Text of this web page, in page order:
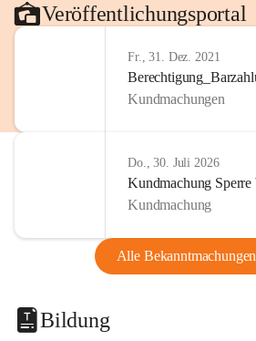
Veröffentlichungsportal
Fr., 31. Dez. 2021
Kundmachungen
Do., 30. Juli 2026
Kundmachung Sperre
Kundmachung
Alle
Bildung